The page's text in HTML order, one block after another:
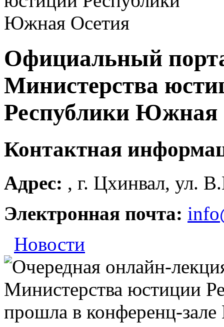
Официальный
Министерства
Республики Южная
Контактная
Адрес: , г. Цхинвал, ул.
Электронная почта:
Новости